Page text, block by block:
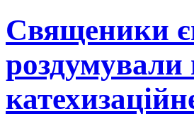
Священики